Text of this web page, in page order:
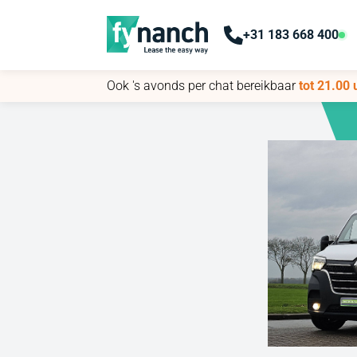
+31 183 668 400
Ook 's avonds per chat bereikbaartot 21.00
+31 183 668 400
Ook 's avonds per chat bereikbaartot 21.00